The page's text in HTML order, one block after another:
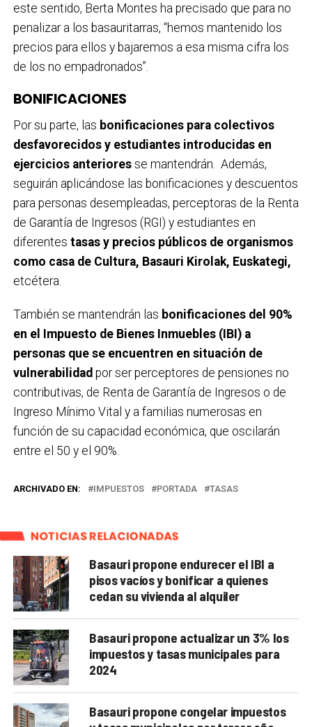
este sentido, Berta Montes ha precisado que para no
penalizar a los basauritarras, “hemos mantenido los
precios para ellos y bajaremos a esa misma cifra los
de los no empadronados”.
BONIFICACIONES
Por su parte, las bonificaciones para colectivos
desfavorecidos y estudiantes introducidas en
ejercicios anterioresse mantendrán. Además,
seguirán aplicándose las bonificaciones y descuentos
para personas desempleadas, perceptoras de la Renta
de Garantía de Ingresos (RGI) y estudiantes en
diferentes tasas y precios públicos de organismos
como casa de Cultura, Basauri Kirolak, Euskategi,
etcétera.
También se mantendrán las bonificaciones del 90%
en el Impuesto de Bienes Inmuebles (IBI) a
personas que se encuentren en situación de
vulnerabilidad por ser perceptores de pensiones no
contributivas, de Renta de Garantía de Ingresos o de
Ingreso Mínimo Vital y a familias numerosas en
función de su capacidad económica, que oscilarán
entre el 50 y el 90%.
ARCHIVADO EN: IMPUESTOS PORTADA TASAS
NOTICIAS RELACIONADAS
Basauri propone endurecer el IBI a
pisos vacíos y bonificar a quienes
cedan su vivienda al alquiler
Basauri propone actualizar un 3% los
impuestos y tasas municipales para
2024
Basauri propone congelar impuestos